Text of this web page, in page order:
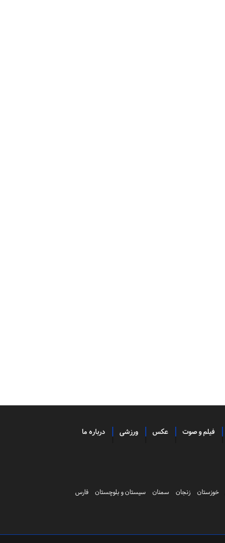
فیلم و صوت عکس ورزشی درباره ما
خوزستان زنجان سمنان سیستان و بلوچستان
فارس